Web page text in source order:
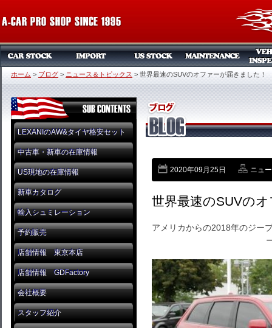
ホーム > ブログ > ニュース＆トピックス > 世界最速のSUVのオファーが届きました！
LEXANIのAW&タイヤ格安セット
中古車・新車の在庫情報
US現地の在庫情報
新車カタログ
輸入シュミレーション
予約販売
店舗情報 東京本店
店舗情報 GDFactory
会社概要
スタッフ紹介
2020年09月25日 ニュ
世界最速のSUVの
アメリカからの2018年のジー